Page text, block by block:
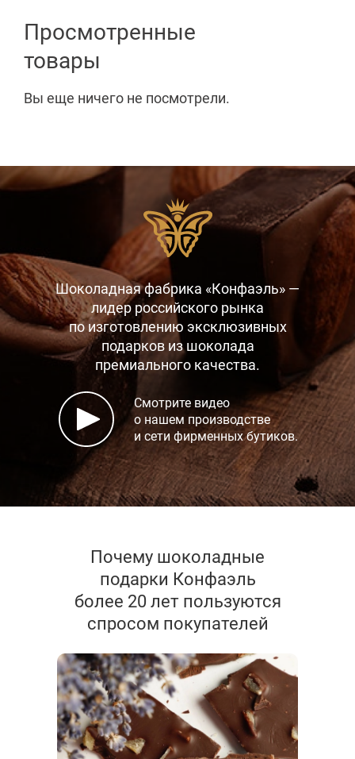
Просмотренные
товары
Вы еще ничего не посмотрели.
Шоколадная фабрика «Конфаэль» —
лидер российского рынка
по изготовлению эксклюзивных
подарков из шоколада
премиального качества.
Смотрите видео
о нашем производстве
и сети фирменных бутиков.
Почему шоколадные
подарки Конфаэль
более 20 лет пользуются
спросом покупателей